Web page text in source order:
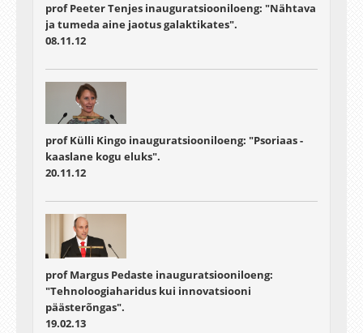
prof Peeter Tenjes inauguratsiooniloeng: "Nähtava
ja tumeda aine jaotus galaktikates".
08.11.12
prof Külli Kingo inauguratsiooniloeng: "Psoriaas -
kaaslane kogu eluks".
20.11.12
prof Margus Pedaste inauguratsiooniloeng:
"Tehnoloogiaharidus kui innovatsiooni
päästerõngas".
19.02.13